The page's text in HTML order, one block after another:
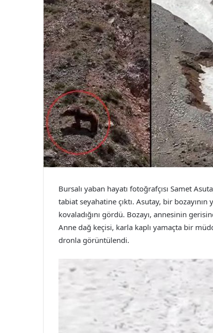
Bursalı yaban hayatı fotoğrafçısı Samet
tabiat seyahatine çıktı. Asutay, bir
kovaladığını gördü. Bozayı, annesinin
Anne dağ keçisi, karla kaplı yamaçta bir
dronla görüntülendi.